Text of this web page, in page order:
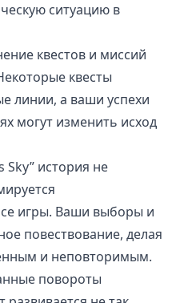
ситуацию в
квестов и миссий
квесты
линии, а ваши успехи
могут изменить исход
Sky” история не
игры. Ваши выборы и
повествование, делая
и неповторимым.
повороты